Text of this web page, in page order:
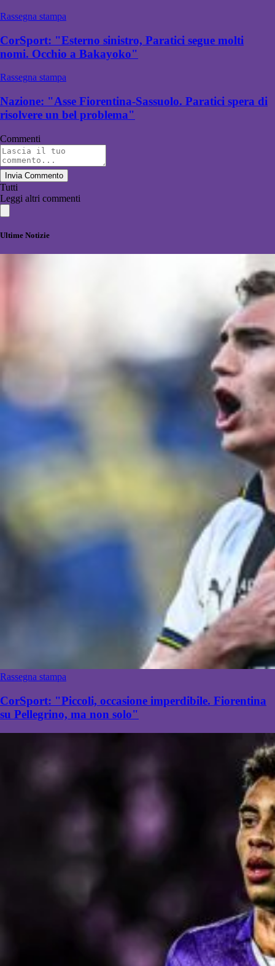
Rassegna stampa
CorSport: "Esterno sinistro, Paratici segue molti
nomi. Occhio a Bakayoko"
Rassegna stampa
Nazione: "Asse Fiorentina-Sassuolo. Paratici spera di
risolvere un bel problema"
Commenti
Invia Commento
Tutti
Leggi altri commenti
Ultime Notizie
Rassegna stampa
CorSport: "Piccoli, occasione imperdibile. Fiorentina
su Pellegrino, ma non solo"